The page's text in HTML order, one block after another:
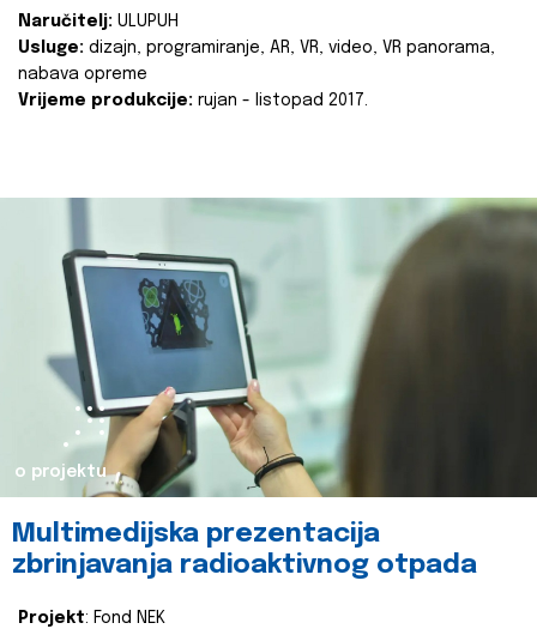
Naručitelj: ULUPUH
Usluge: dizajn, programiranje, AR, VR, video, VR panorama,
nabava opreme
Vrijeme produkcije: rujan - listopad 2017.
o projektu
Multimedijska prezentacija
zbrinjavanja radioaktivnog otpada
Projekt: Fond NEK